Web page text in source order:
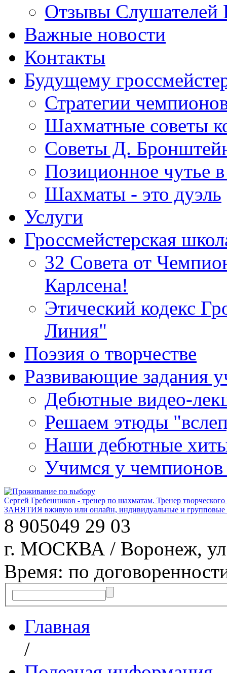
Отзывы
Важные новости
Контакты
Будущему
Стратегии
Шахматные советы
Советы Д.
Позиционное чутье
Шахматы - это дуэль
Услуги
Гроссмейстерская
32 Совета от
Карлсена!
Этический кодекс
Линия"
Поэзия о творчестве
Развивающие задания
Дебютные видео-
Решаем этюды
Наши дебютные
Учимся у
Сергей Гребенников - тренер по шахматам. Тренер
ЗАНЯТИЯ вживую или онлайн, индивидуальные и групповые
8 905049 29 03
г. МОСКВА / Воронеж,
Время: по
Главная
/